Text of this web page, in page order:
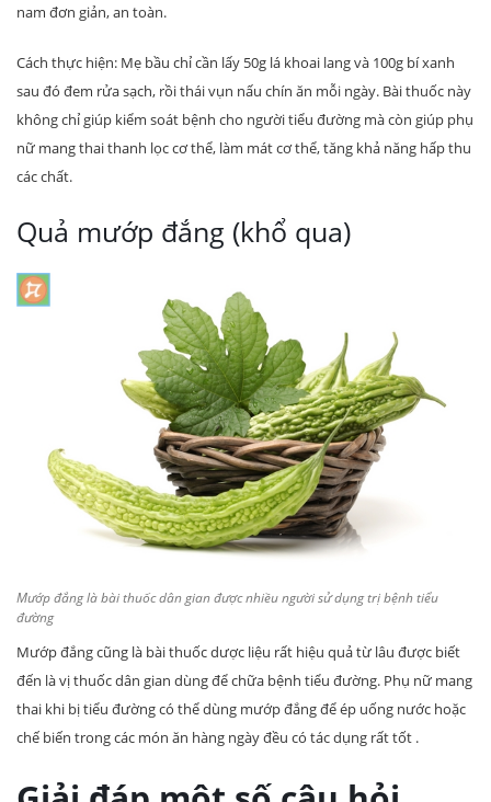
nam đơn giản, an toàn.
Cách thực hiện: Mẹ bầu chỉ cần lấy 50g lá khoai lang và 100g bí xanh
sau đó đem rửa sạch, rồi thái vụn nấu chín ăn mỗi ngày. Bài thuốc này
không chỉ giúp kiểm soát bệnh cho người tiểu đường mà còn giúp phụ
nữ mang thai thanh lọc cơ thể, làm mát cơ thể, tăng khả năng hấp thu
các chất.
Quả mướp đắng (khổ qua)
Mướp đắng là bài thuốc dân gian được nhiều người sử dụng trị bệnh tiểu
đường
Mướp đắng cũng là bài thuốc dược liệu rất hiệu quả từ lâu được biết
đến là vị thuốc dân gian dùng để chữa bệnh tiểu đường. Phụ nữ mang
thai khi bị tiểu đường có thể dùng mướp đắng để ép uống nước hoặc
chế biến trong các món ăn hàng ngày đều có tác dụng rất tốt .